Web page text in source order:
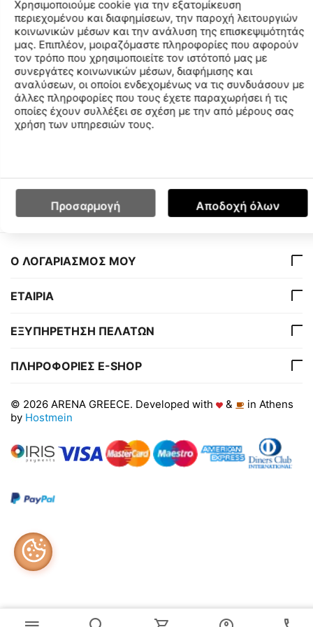
Χαρακτηριστικά
Ύφασμα: συνδυασμός συνθετικών ινών από
ανακυκλωμένο πολυεστέρα 82% κι ελαστάνη
18>#/span###
Εσωτερικό κορδόνι περίσφιξης για καλή εφαρμογή
Ανθεκτικό σε χλώριο και θαλασσινό νερό
Διαθεσιμότητα Καταστημάτων
Ο ΛΟΓΑΡΙΑΣΜΟΣ ΜΟΥ
ΕΤΑΙΡΙΑ
ΕΞΥΠΗΡΕΤΗΣΗ ΠΕΛΑΤΩΝ
ΠΛΗΡΟΦΟΡΙΕΣ E-SHOP
© 2026 ARENA GREECE. Developed with &
in Athens
by Hostmein
Χρησιμοποιούμε cookie για την εξατομίκευση
περιεχομένου και διαφημίσεων, την παροχή λειτουργιών
κοινωνικών μέσων και την ανάλυση της επισκεψιμότητάς
μας. Επιπλέον, μοιραζόμαστε πληροφορίες που αφορούν
τον τρόπο που χρησιμοποιείτε τον ιστότοπό μας με
συνεργάτες κοινωνικών μέσων, διαφήμισης και
αναλύσεων, οι οποίοι ενδεχομένως να τις συνδυάσουν με
άλλες πληροφορίες που τους έχετε παραχωρήσει ή τις
οποίες έχουν συλλέξει σε σχέση με την από μέρους σας
χρήση των υπηρεσιών τους.
Προσαρμογή Αποδοχή όλων